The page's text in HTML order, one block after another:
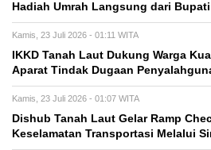
Hadiah Umrah Langsung dari Bupati
Kamis, 23 Juli 2026 - 01:11 WITA
IKKD Tanah Laut Dukung Warga
Aparat Tindak Dugaan
Kamis, 23 Juli 2026 - 01:07 WITA
Dishub Tanah Laut Gelar Ramp
Keselamatan Transportasi Melalui